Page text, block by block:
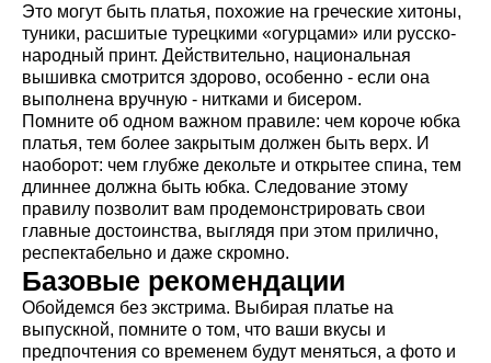
Это могут быть платья, похожие на греческие хитоны,
туники, расшитые турецкими «огурцами» или русско-
народный принт. Действительно, национальная
вышивка смотрится здорово, особенно - если она
выполнена вручную - нитками и бисером.
Помните об одном важном правиле: чем короче юбка
платья, тем более закрытым должен быть верх. И
наоборот: чем глубже декольте и открытее спина, тем
длиннее должна быть юбка. Следование этому
правилу позволит вам продемонстрировать свои
главные достоинства, выглядя при этом прилично,
респектабельно и даже скромно.
Базовые рекомендации
Обойдемся без экстрима. Выбирая платье на
выпускной, помните о том, что ваши вкусы и
предпочтения со временем будут меняться, а фото и